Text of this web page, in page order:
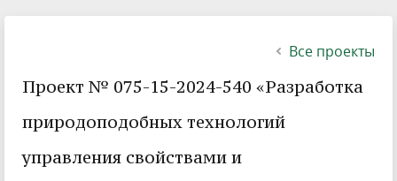
Все проекты
Проект № 075-15-2024-540 «Разработка
природоподобных технологий
управления свойствами и